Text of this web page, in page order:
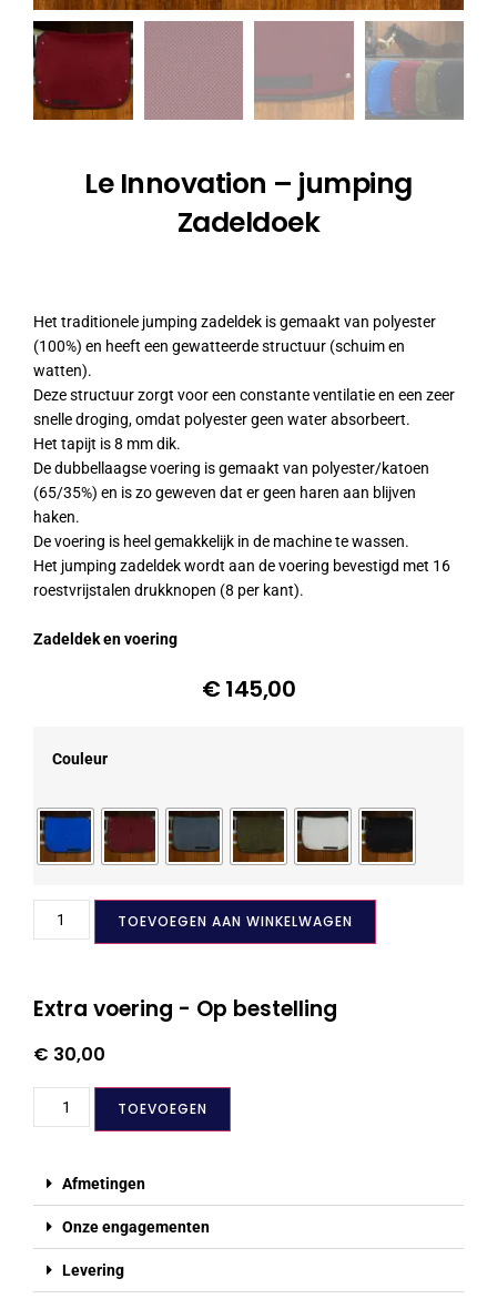
Le Innovation – jumping
Zadeldoek
Het traditionele jumping zadeldek is gemaakt van polyester
(100%) en heeft een gewatteerde structuur (schuim en
watten).
Deze structuur zorgt voor een constante ventilatie en een zeer
snelle droging, omdat polyester geen water absorbeert.
Het tapijt is 8 mm dik.
De dubbellaagse voering is gemaakt van polyester/katoen
(65/35%) en is zo geweven dat er geen haren aan blijven
haken.
De voering is heel gemakkelijk in de machine te wassen.
Het jumping zadeldek wordt aan de voering bevestigd met 16
roestvrijstalen drukknopen (8 per kant).
Zadeldek en voering
€145,00
Couleur
TOEVOEGEN AAN WINKELWAGEN
Extra voering - Op bestelling
€ 30,00
TOEVOEGEN
Afmetingen
Onze engagementen
Levering